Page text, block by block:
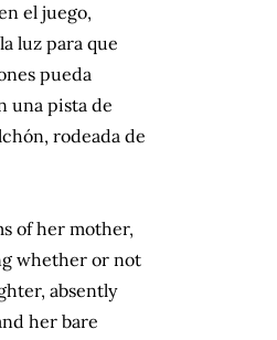
el juego,
luz para que
pueda
una pista de
rodeada de
of her mother,
whether or not
absently
her bare